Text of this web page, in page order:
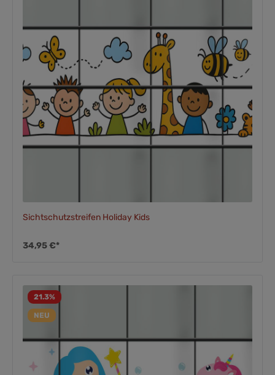
Sichtschutzstreifen Holiday Kids
34,95 €*
21.3%
NEU